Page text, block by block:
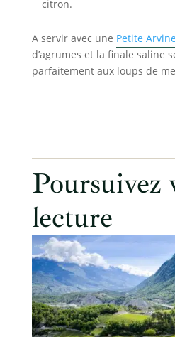
citron.
A servir avec une Petite Arvine
d’agrumes et la finale saline
parfaitement aux loups de
Poursuivez
lecture